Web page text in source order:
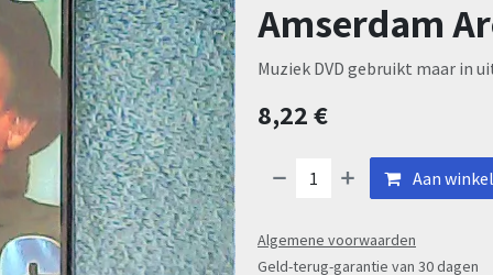
Amserdam
Muziek DVD gebruikt maar in
8,22€
Aan
Algemene voorwaarden
Geld-terug-garantie van 30 dagen